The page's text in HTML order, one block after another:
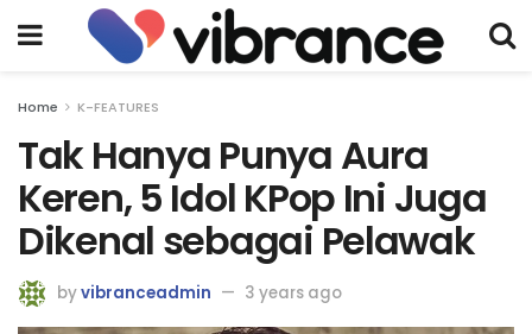
Home K-FEATURES
Tak Hanya Punya Aura
Keren, 5 Idol KPop Ini Juga
Dikenal sebagai Pelawak
byvibranceadmin 3 years ago